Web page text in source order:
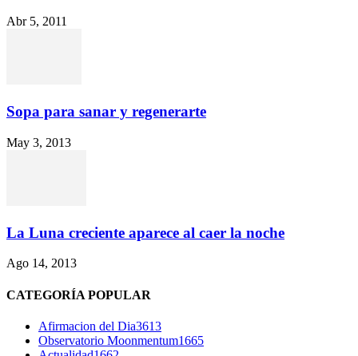
Abr 5, 2011
Sopa para sanar y regenerarte
May 3, 2013
La Luna creciente aparece al caer la noche
Ago 14, 2013
CATEGORÍA POPULAR
Afirmacion del Dia3613
Observatorio Moonmentum1665